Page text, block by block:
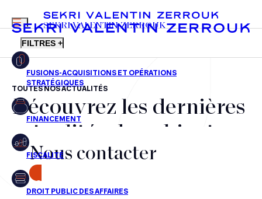
FR EN
MENU
SEKRI VALENTIN ZERROUK
FILTRES +
Fusions-acquisitions et opérations stratégiques
Financement
Fiscalité
Droit public des affaires
TOUTES NOS ACTUALITÉS
Découvrez les dernières
actualités du cabinet,
nos récompenses et nos
transactions, jour après
Nous contacter